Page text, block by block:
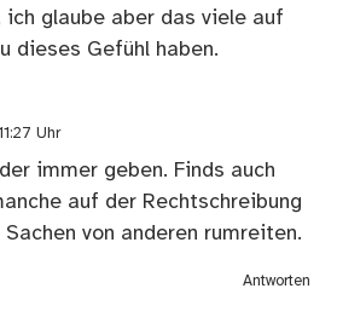
ich glaube aber das viele auf
dieses Gefühl haben.
Uhr
immer geben. Finds auch
auf der Rechtschreibung
von anderen rumreiten.
Antworten